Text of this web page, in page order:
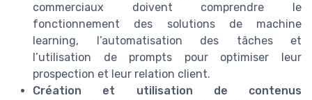
commerciaux doivent comprendre le
fonctionnement des solutions de machine
learning, l’automatisation des tâches et
l’utilisation de prompts pour optimiser leur
prospection et leur relation client.
Création et utilisation de contenus